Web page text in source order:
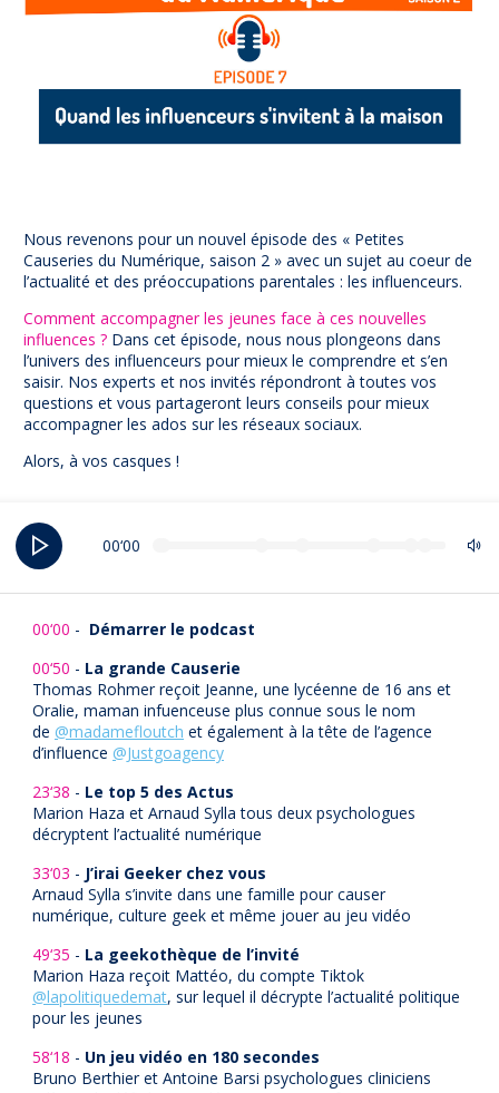
NUAJE : NUmérique et Appropriation par la Jeunesse
Parents Sentinelles des écrans
Pari Risqué : Prévenir l’addiction aux jeux d’argent en
ligne
Espace presse
Nous revenons pour un nouvel épisode des « Petites
Causeries du Numérique, saison 2 » avec un sujet au coeur de
l’actualité et des préoccupations parentales : les influenceurs.
Comment accompagner les jeunes face à ces nouvelles
influences ? Dans cet épisode, nous nous plongeons dans
l’univers des influenceurs pour mieux le comprendre et s’en
saisir. Nos experts et nos invités répondront à toutes vos
questions et vous partageront leurs conseils pour mieux
accompagner les ados sur les réseaux sociaux.
Alors, à vos casques !
00‘00
00‘00 - Démarrer le podcast
00‘50 - La grande Causerie
Thomas Rohmer reçoit Jeanne, une lycéenne de 16 ans et
Oralie, maman infuenceuse plus connue sous le nom
de @madamefloutch et également à la tête de l’agence
d’influence @Justgoagency
23‘38 - Le top 5 des Actus
Marion Haza et Arnaud Sylla tous deux psychologues
décryptent l’actualité numérique
33‘03 - J’irai Geeker chez vous
Arnaud Sylla s’invite dans une famille pour causer
numérique, culture geek et même jouer au jeu vidéo
49‘35 - La geekothèque de l’invité
Marion Haza reçoit Mattéo, du compte Tiktok
@lapolitiquedemat, sur lequel il décrypte l’actualité politique
pour les jeunes
58‘18 - Un jeu vidéo en 180 secondes
Bruno Berthier et Antoine Barsi psychologues cliniciens